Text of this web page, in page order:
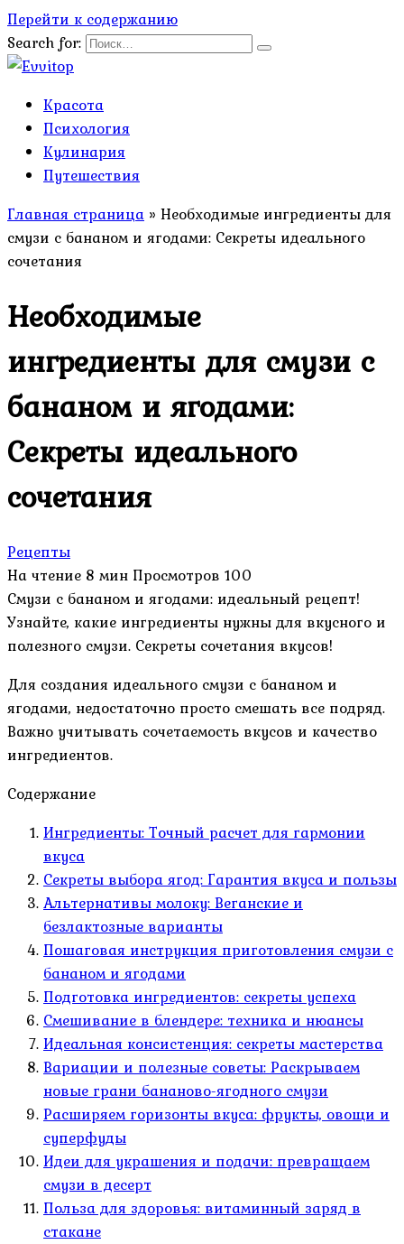
Перейти к содержанию
Search for:
Красота
Психология
Кулинария
Путешествия
Главная страница » Необходимые ингредиенты для
смузи с бананом и ягодами: Секреты идеального
сочетания
Необходимые
ингредиенты для смузи с
бананом и ягодами:
Секреты идеального
сочетания
Рецепты
На чтение 8 мин Просмотров 100
Смузи с бананом и ягодами: идеальный рецепт!
Узнайте, какие ингредиенты нужны для вкусного и
полезного смузи. Секреты сочетания вкусов!
Для создания идеального смузи с бананом и
ягодами, недостаточно просто смешать все подряд.
Важно учитывать сочетаемость вкусов и качество
ингредиентов.
Содержание
Ингредиенты: Точный расчет для гармонии
вкуса
Секреты выбора ягод: Гарантия вкуса и пользы
Альтернативы молоку: Веганские и
безлактозные варианты
Пошаговая инструкция приготовления смузи с
бананом и ягодами
Подготовка ингредиентов: секреты успеха
Смешивание в блендере: техника и нюансы
Идеальная консистенция: секреты мастерства
Вариации и полезные советы: Раскрываем
новые грани бананово-ягодного смузи
Расширяем горизонты вкуса: фрукты, овощи и
суперфуды
Идеи для украшения и подачи: превращаем
смузи в десерт
Польза для здоровья: витаминный заряд в
стакане